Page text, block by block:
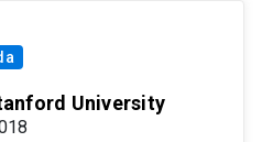
University